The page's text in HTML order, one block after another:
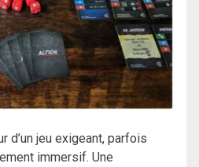
d’un jeu exigeant, parfois
immersif. Une